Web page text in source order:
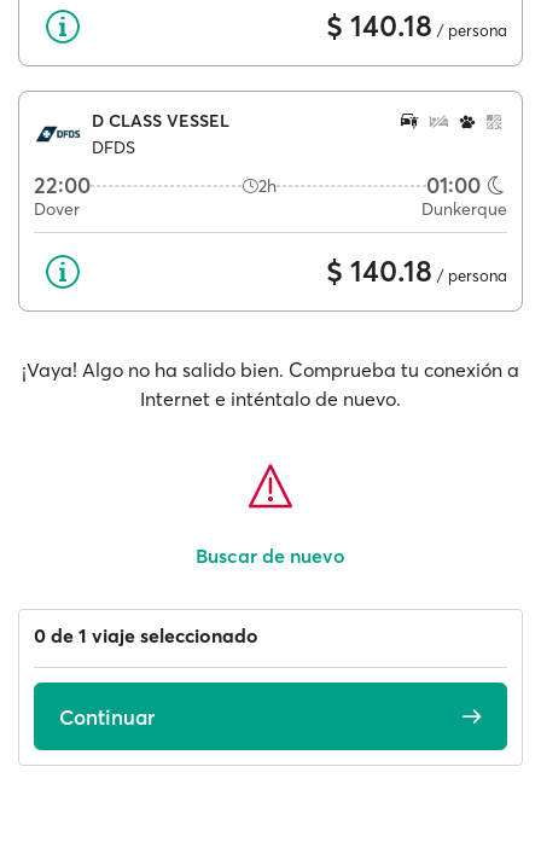
$ 140.18 / persona
D CLASS VESSEL
DFDS
22:00 2h 01:00
Dover Dunkerque
$ 140.18 / persona
¡Vaya! Algo no ha salido bien. Comprueba tu conexión a
Internet e inténtalo de nuevo.
Buscar de nuevo
0 de 1 viaje seleccionado
Continuar